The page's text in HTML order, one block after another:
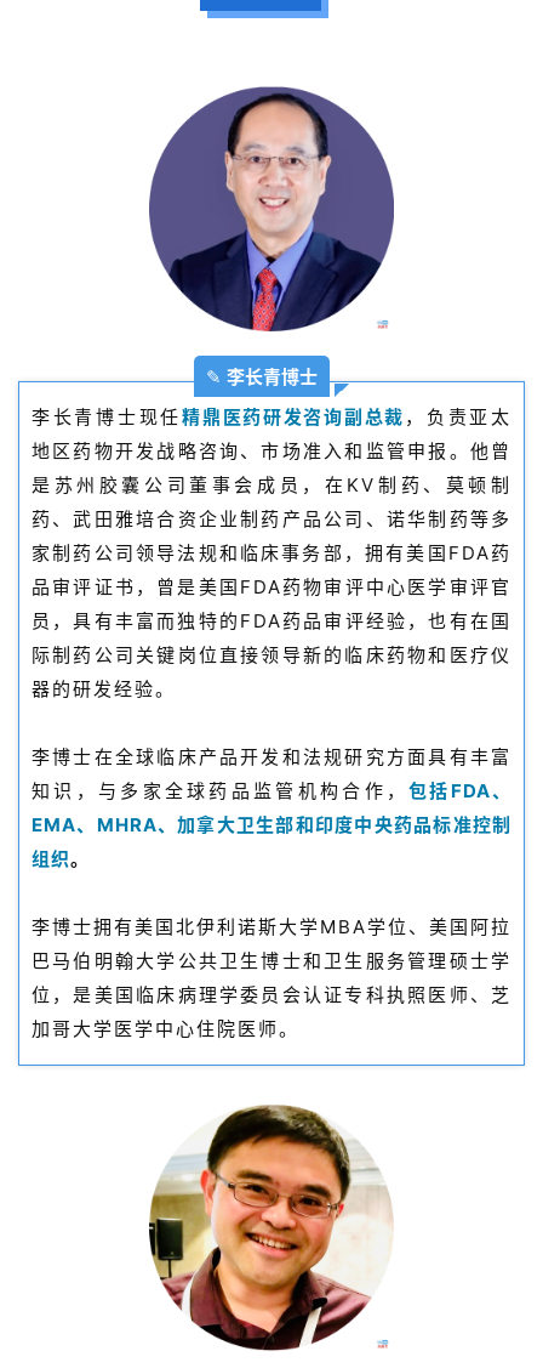
首
页
资
讯
视
✎李长青博士
李长青博士现任精鼎医药研发咨询副总裁 ，负责亚太
地区药物开发战略咨询、市场准入和监管申报。他曾
是苏州胶囊公司董事会成员，在KV制药、莫顿制
药、武田雅培合资企业制药产品公司、诺华制药等多
家制药公司领导法规和临床事务部，拥有美国FDA药
品审评证书，曾是美国FDA药物审评中心医学审评官
员，具有丰富而独特的FDA药品审评经验，也有在国
际制药公司关键岗位直接领导新的临床药物和医疗仪
器的研发经验。
李博士在全球临床产品开发和法规研究方面具有丰富
知识，与多家全球药品监管机构合作，包括FDA、
EMA、MHRA、加拿大卫生部和印度中央药品标准控制
组织。
李博士拥有美国北伊利诺斯大学MBA学位、美国阿拉
巴马伯明翰大学公共卫生博士和卫生服务管理硕士学
位，是美国临床病理学委员会认证专科执照医师、芝
加哥大学医学中心住院医师。